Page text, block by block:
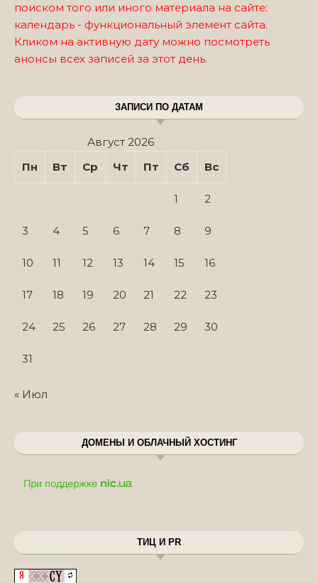
поиском того или иного материала на сайте:
календарь - функциональный элемент сайта.
Кликом на активную дату можно посмотреть
анонсы всех записей за этот день.
ЗАПИСИ ПО ДАТАМ
Август 2026
Пн
Вт Ср Чт Пт Сб Вс
1 2
3 4 5 6 7 8 9
10 11 12 13 14 15 16
17 18 19 20 21 22 23
24 25 26 27 28 29 30
31
« Июл
ДОМЕНЫ И ОБЛАЧНЫЙ ХОСТИНГ
ТИЦ И PR